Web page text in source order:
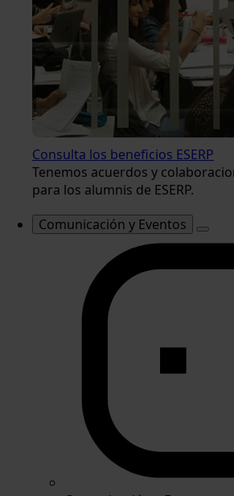
Consulta los beneficios ESERP
Tenemos acuerdos y
para los alumnis de ESERP.
Comunicación y Eventos